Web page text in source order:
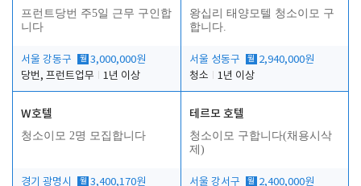
프런트당번 주5일 근무 구인합
니다
서울 강동구 월 3,000,000원
당번, 프런트업무
1년 이상
왕십리 태양모텔 청소이모 구
합니다.
서울 성동구 월 2,940,000원
청소
1년 이상
W호텔
청소이모 2명 모집합니다
경기 광명시 월 3,400,170원
테르모 호텔
청소이모 구합니다(채용시삭
제)
서울 강서구 월 2,400,000원